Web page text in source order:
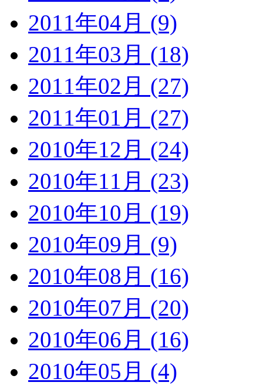
2011年04月 (9)
2011年03月 (18)
2011年02月 (27)
2011年01月 (27)
2010年12月 (24)
2010年11月 (23)
2010年10月 (19)
2010年09月 (9)
2010年08月 (16)
2010年07月 (20)
2010年06月 (16)
2010年05月 (4)